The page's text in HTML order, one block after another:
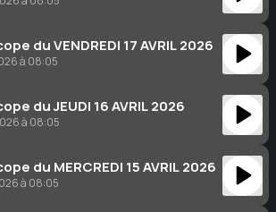
du VENDREDI 17 AVRIL 2026
à 08:05
du JEUDI 16 AVRIL 2026
à 08:05
du MERCREDI 15 AVRIL 2026
à 08:05